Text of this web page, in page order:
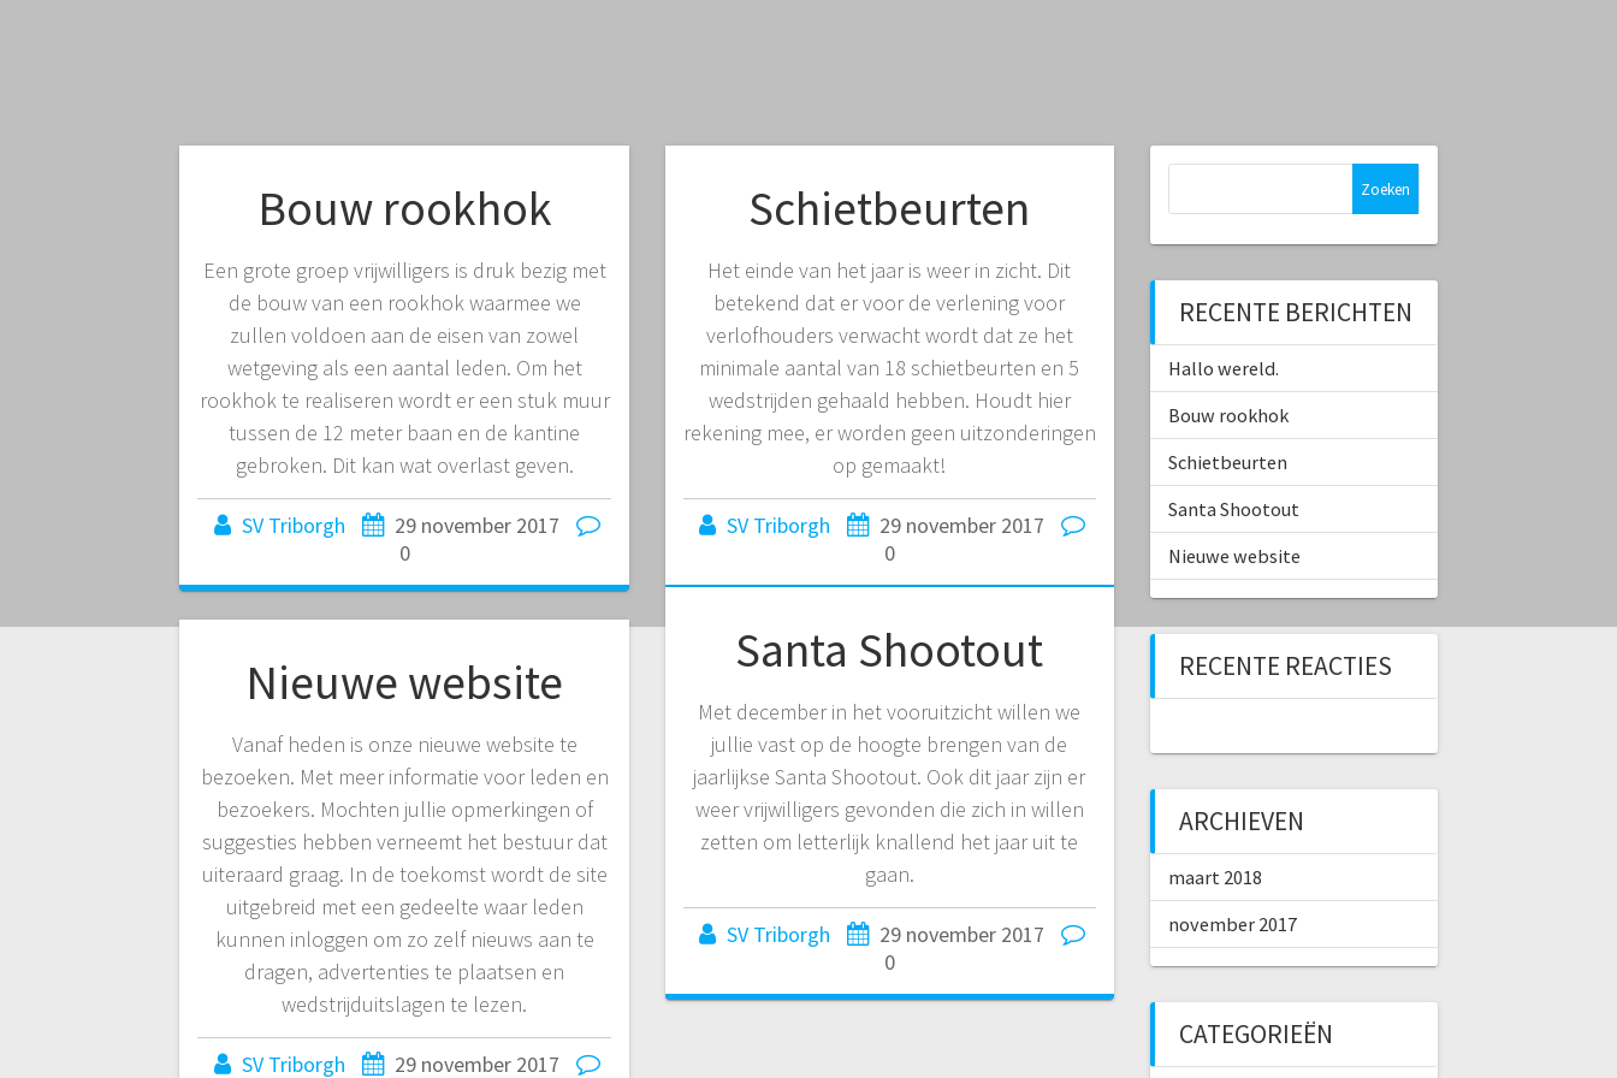
Bouw rookhok
Een grote groep vrijwilligers is druk bezig met
de bouw van een rookhok waarmee we
zullen voldoen aan de eisen van zowel
wetgeving als een aantal leden. Om het
rookhok te realiseren wordt er een stuk muur
tussen de 12 meter baan en de kantine
gebroken. Dit kan wat overlast geven.
SV Triborgh
29 november 2017
0
Schietbeurten
Het einde van het jaar is weer in zicht. Dit
betekend dat er voor de verlening voor
verlofhouders verwacht wordt dat ze het
minimale aantal van 18 schietbeurten en 5
wedstrijden gehaald hebben. Houdt hier
rekening mee, er worden geen uitzonderingen
op gemaakt!
SV Triborgh
29 november 2017
0
Santa Shootout
Met december in het vooruitzicht willen we
jullie vast op de hoogte brengen van de
jaarlijkse Santa Shootout. Ook dit jaar zijn er
weer vrijwilligers gevonden die zich in willen
zetten om letterlijk knallend het jaar uit te
gaan.
SV Triborgh
29 november 2017
0
Nieuwe website
Vanaf heden is onze nieuwe website te
bezoeken. Met meer informatie voor leden en
bezoekers. Mochten jullie opmerkingen of
suggesties hebben verneemt het bestuur dat
uiteraard graag. In de toekomst wordt de site
uitgebreid met een gedeelte waar leden
kunnen inloggen om zo zelf nieuws aan te
dragen, advertenties te plaatsen en
wedstrijduitslagen te lezen.
SV Triborgh 29 november 2017
RECENTE BERICHTEN
Hallo wereld.
Bouw rookhok
Schietbeurten
Santa Shootout
Nieuwe website
RECENTE REACTIES
ARCHIEVEN
maart 2018
november 2017
CATEGORIEËN